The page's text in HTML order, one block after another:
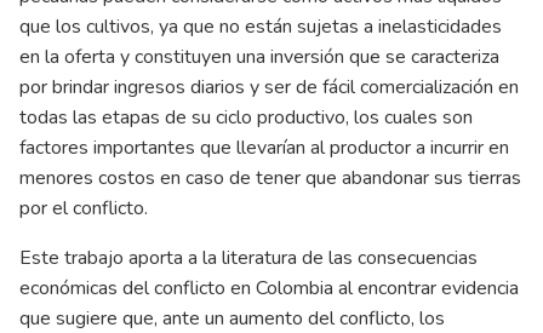
que los cultivos, ya que no están sujetas a inelasticidades
en la oferta y constituyen una inversión que se caracteriza
por brindar ingresos diarios y ser de fácil comercialización en
todas las etapas de su ciclo productivo, los cuales son
factores importantes que llevarían al productor a incurrir en
menores costos en caso de tener que abandonar sus tierras
por el conflicto.
Este trabajo aporta a la literatura de las consecuencias
económicas del conflicto en Colombia al encontrar evidencia
que sugiere que, ante un aumento del conflicto, los